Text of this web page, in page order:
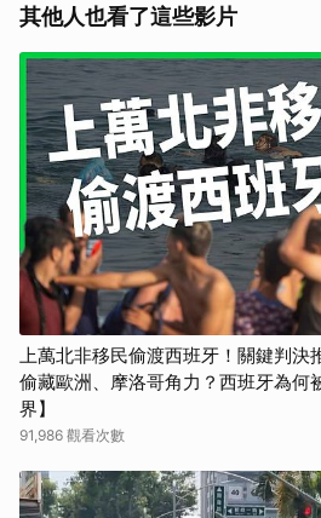
其他人也看了這些影片
上萬北非移民偷渡西班牙！關鍵判決
偷藏歐洲、摩洛哥角力？西班牙為何
界】
91,986 觀看次數